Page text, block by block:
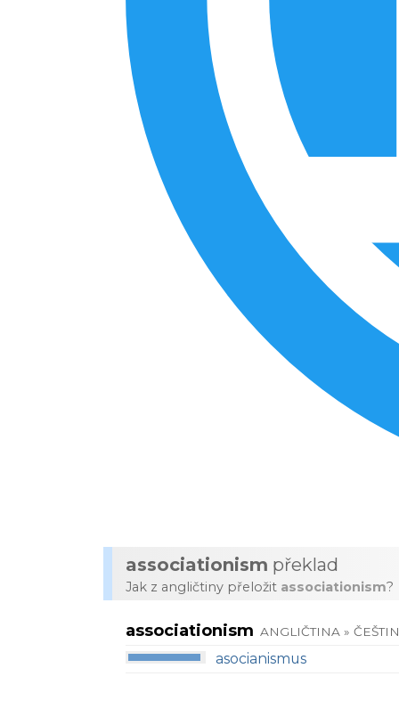
associationism překlad
Jak z angličtiny přeložit associationism?
associationism ANGLIČTINA »
asocianismus